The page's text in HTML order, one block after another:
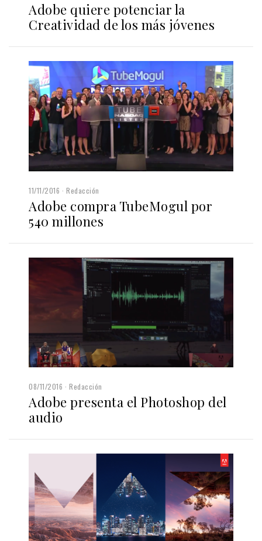
Adobe quiere potenciar la
Creatividad de los más jóvenes
11/11/2016 Redacción
Adobe compra TubeMogul por
540 millones
08/11/2016 Redacción
Adobe presenta el Photoshop del
audio